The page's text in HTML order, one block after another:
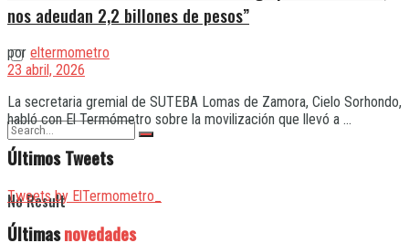
No Result
nos adeudan 2,2 billones de pesos”
por eltermometro
23 abril, 2026
La secretaria gremial de SUTEBA Lomas de Zamora, Cielo Sorhondo,
habló con El Termómetro sobre la movilización que llevó a ...
Últimos Tweets
Tweets by ElTermometro_
Últimasnovedades